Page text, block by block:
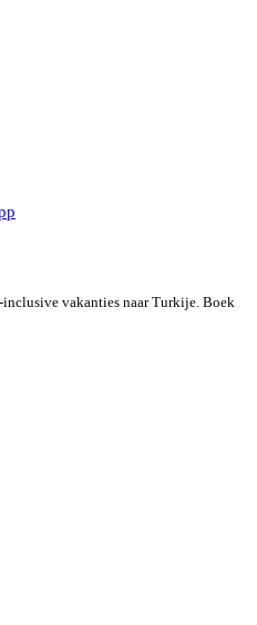
vakanties naar Turkije. Boek